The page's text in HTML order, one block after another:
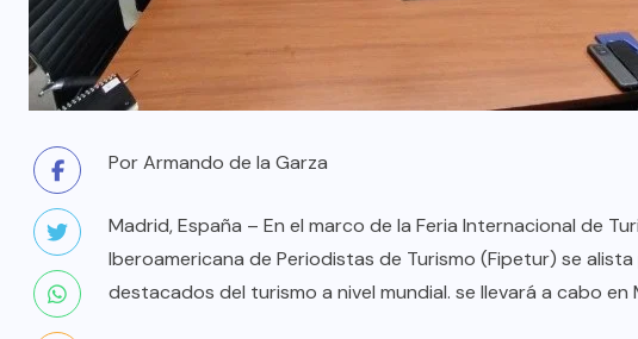
Por Armando de la Garza
Madrid, España – En el marco de la Feria Internacional de
Iberoamericana de Periodistas de Turismo (Fipetur) se
destacados del turismo a nivel mundial. se llevará a cabo en